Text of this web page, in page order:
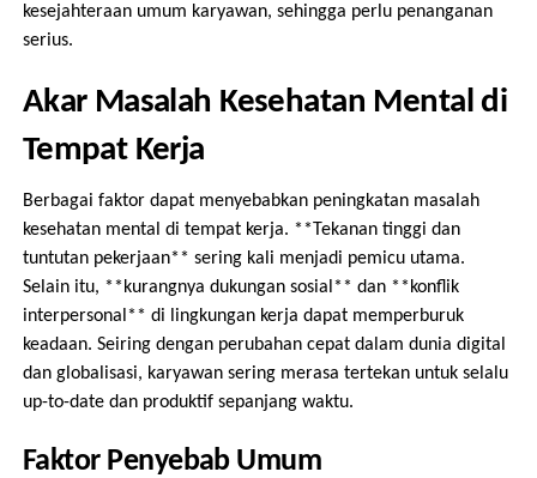
kesejahteraan umum karyawan, sehingga perlu penanganan
serius.
Akar Masalah Kesehatan Mental di
Tempat Kerja
Berbagai faktor dapat menyebabkan peningkatan masalah
kesehatan mental di tempat kerja. **Tekanan tinggi dan
tuntutan pekerjaan** sering kali menjadi pemicu utama.
Selain itu, **kurangnya dukungan sosial** dan **konflik
interpersonal** di lingkungan kerja dapat memperburuk
keadaan. Seiring dengan perubahan cepat dalam dunia digital
dan globalisasi, karyawan sering merasa tertekan untuk selalu
up-to-date dan produktif sepanjang waktu.
Faktor Penyebab Umum